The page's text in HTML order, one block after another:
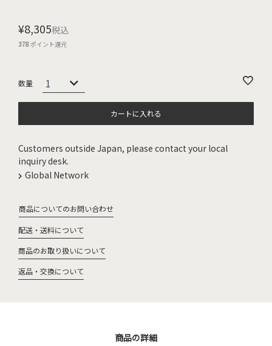
¥8,305税込
378ポイント還元
カートに入れる
Customers outside Japan, please contact your local
inquiry desk.
Global Network
商品についてのお問い合わせ
配送・送料について
商品のお取り扱いについて
返品・交換について
商品の詳細